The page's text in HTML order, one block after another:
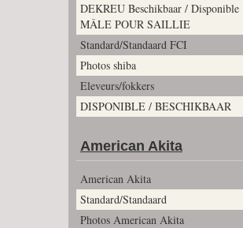
DEKREU Beschikbaar / Disponible
MÂLE POUR SAILLIE
Standard/Standaard FCI
Photos shiba
Eleveurs/fokkers
DISPONIBLE / BESCHIKBAAR
American Akita
American Akita
Standard/Standaard
Photos American Akita